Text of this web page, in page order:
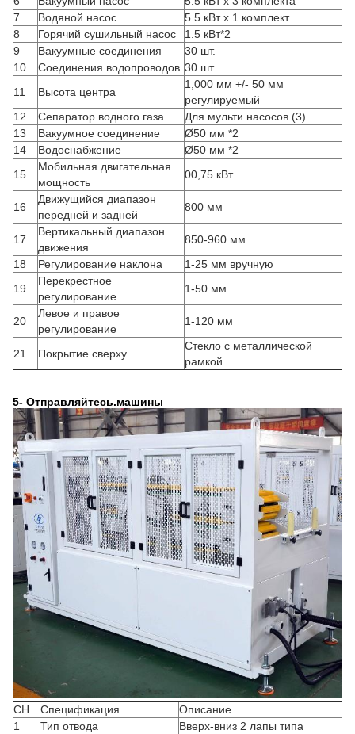
7
Водяной насос
5.5 кВт х 1 комплект
8
Горячий сушильный насос
1.5 кВт*2
9
Вакуумные соединения
30 шт.
10
Соединения водопроводов 30 шт.
11
Высота центра
1,000 мм +/- 50 мм
регулируемый
12
Сепаратор водного газа
Для мульти насосов (3)
13
Вакуумное соединение
Ø50 мм *2
14
Водоснабжение
Ø50 мм *2
15
Мобильная двигательная
мощность
00,75 кВт
16
Движущийся диапазон
передней и задней
800 мм
17
Вертикальный диапазон
движения
850-960 мм
18
Регулирование наклона
1-25 мм вручную
19
Перекрестное
регулирование
1-50 мм
20
Левое и правое
регулирование
1-120 мм
21 Покрытие сверху
Стекло с металлической
рамкой
5- Отправляйтесь.машины
СН Спецификация
Описание
1
Тип отвода
Вверх-вниз 2 лапы типа